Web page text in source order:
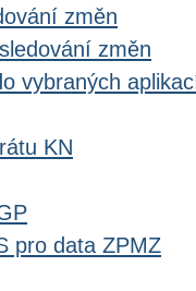
změn
změn
vybraných
KN
pro data ZPMZ